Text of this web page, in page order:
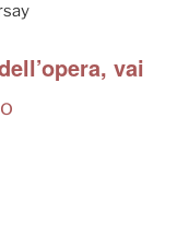
vai